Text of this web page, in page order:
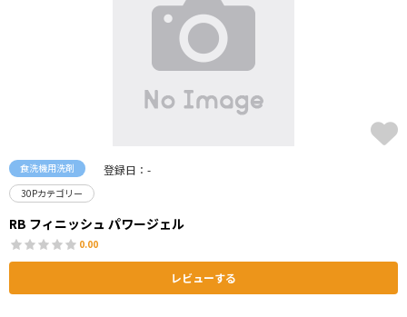
食洗機用洗剤 登録日：-
30Pカテゴリー
RB フィニッシュ パワージェル
0.00
レビューする